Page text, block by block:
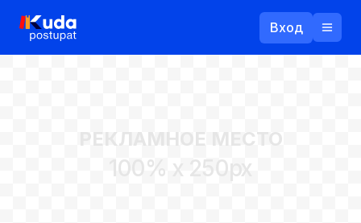
Вход
РЕКЛАМНОЕ МЕСТО
100% x 250px